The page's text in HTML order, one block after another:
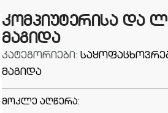
კომპიუტერისა და
მაგიდა
კატეგორიები:
მაგიდა
მოკლე აღწერა: